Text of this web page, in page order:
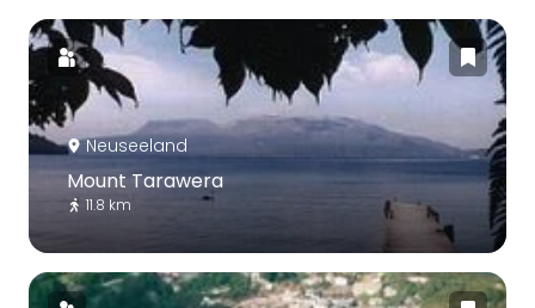
Neuseeland
Mount Tarawera
11.8 km